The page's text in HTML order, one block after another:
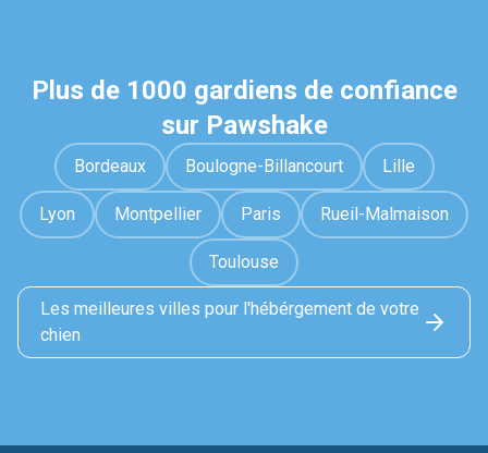
Plus de 1000 gardiens de confiance
sur Pawshake
Bordeaux Boulogne-Billancourt Lille
Lyon Montpellier Paris Rueil-Malmaison
Toulouse
Les meilleures villes pour l'hébérgement de votre
chien